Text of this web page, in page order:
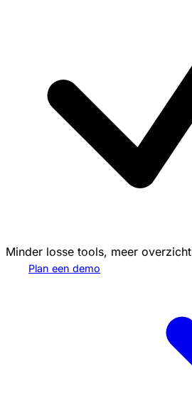
Minder losse tools, meer overzicht
Plan een demo